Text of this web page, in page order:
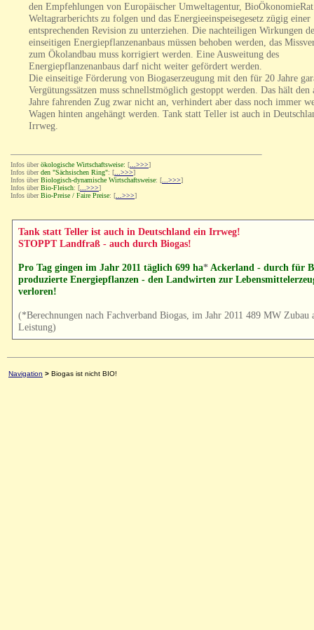
den Empfehlungen von Europäischer Umweltagentur,
Weltagrarberichts zu folgen und das Energieeinspeisegesetz zügig einer
entsprechenden Revision zu unterziehen. Die nachteiligen Wirkungen
einseitigen Energiepflanzenanbaus müssen behoben werden, das
zum Ökolandbau muss korrigiert werden. Eine Ausweitung des
Energiepflanzenanbaus darf nicht weiter gefördert werden.
Die einseitige Förderung von Biogaserzeugung mit den für 20 Jahre
Vergütungssätzen muss schnellstmöglich gestoppt werden. Das hält den
Jahre fahrenden Zug zwar nicht an, verhindert aber dass noch immer
Wagen hinten angehängt werden. Tank statt Teller ist auch in
Irrweg.
Infos überökologische Wirtschaftsweise: [ ...>>>]
Infos überden "Sächsischen Ring": [ ...>>>]
Infos überBiologisch-dynamische Wirtschaftsweise: [ ...>>>]
Infos überBio-Fleisch: [ ...>>>]
Infos überBio-Preise / Faire Preise: [ ...>>>]
Tank statt Teller ist auch in Deutschland ein Irrweg!
STOPPT Landfraß - auch durch Biogas!
Pro Tag gingen im Jahr 2011 täglich 699 ha* Ackerland - durch für
produzierte Energiepflanzen - den Landwirten zur
verloren!
(*Berechnungen nach Fachverband Biogas, im Jahr 2011 489 MW Zubau
Leistung)
Navigation > Biogas ist nicht BIO!